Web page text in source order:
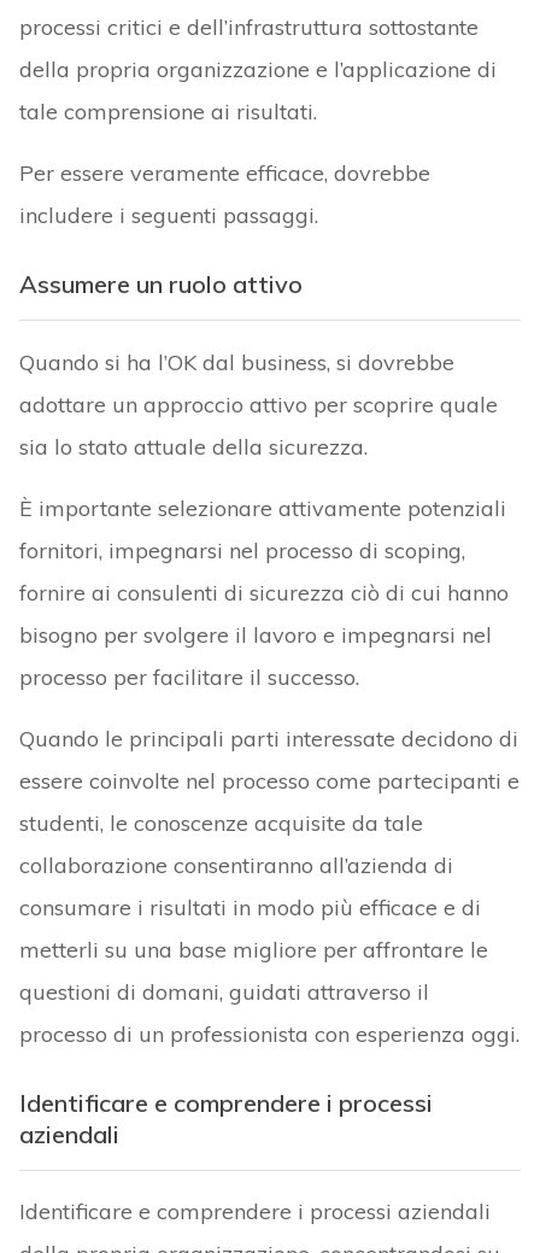
processi critici e dell’infrastruttura sottostante
della propria organizzazione e l’applicazione di
tale comprensione ai risultati.
Per essere veramente efficace, dovrebbe
includere i seguenti passaggi.
Assumere un ruolo attivo
Quando si ha l’OK dal business, si dovrebbe
adottare un approccio attivo per scoprire quale
sia lo stato attuale della sicurezza.
È importante selezionare attivamente potenziali
fornitori, impegnarsi nel processo di scoping,
fornire ai consulenti di sicurezza ciò di cui hanno
bisogno per svolgere il lavoro e impegnarsi nel
processo per facilitare il successo.
Quando le principali parti interessate decidono di
essere coinvolte nel processo come partecipanti e
studenti, le conoscenze acquisite da tale
collaborazione consentiranno all’azienda di
consumare i risultati in modo più efficace e di
metterli su una base migliore per affrontare le
questioni di domani, guidati attraverso il
processo di un professionista con esperienza oggi.
Identificare e comprendere i processi
aziendali
Identificare e comprendere i processi aziendali